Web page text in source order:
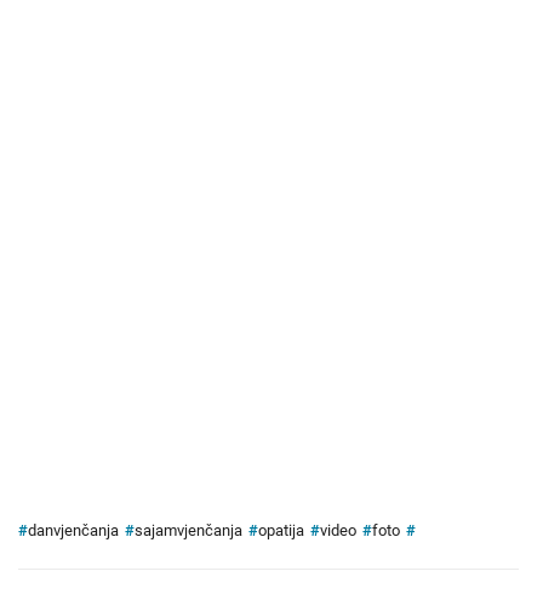
#danvjenčanja #sajamvjenčanja #opatija #video #foto #